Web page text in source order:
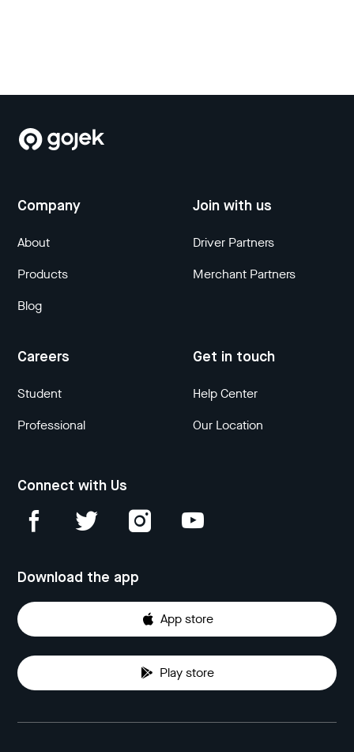
Company
About
Products
Blog
Join with us
Driver Partners
Merchant Partners
Careers
Student
Professional
Get in touch
Help Center
Our Location
Connect with Us
Download the app
App store
Play store